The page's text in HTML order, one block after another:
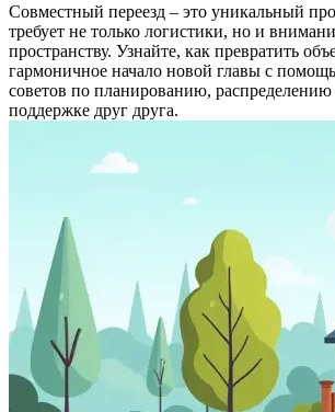
Совместный переезд – это уникальный
требует не только логистики, но и
пространству. Узнайте, как превратить
гармоничное начало новой главы с
советов по планированию, распределению
поддержке друг друга.